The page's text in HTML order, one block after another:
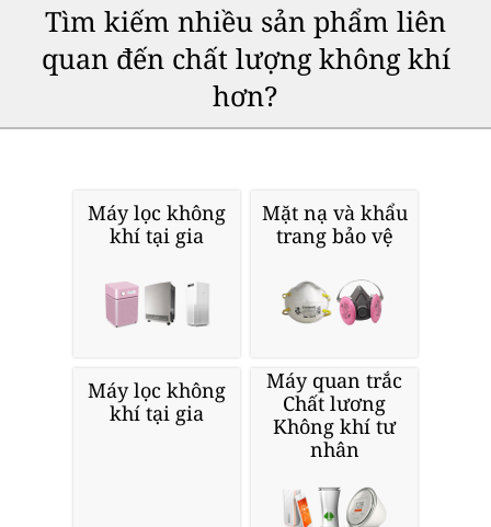
Tìm kiếm nhiều sản phẩm liên
quan đến chất lượng không khí
hơn?
Máy lọc không
khí tại gia
Mặt nạ và khẩu
trang bảo vệ
Máy lọc không
khí tại gia
Máy quan trắc
Chất lương
Không khí tư
nhân